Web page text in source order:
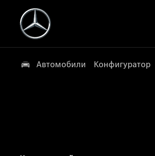
Автомобили Конфигуратор